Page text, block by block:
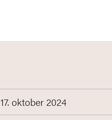
17. oktober 2024